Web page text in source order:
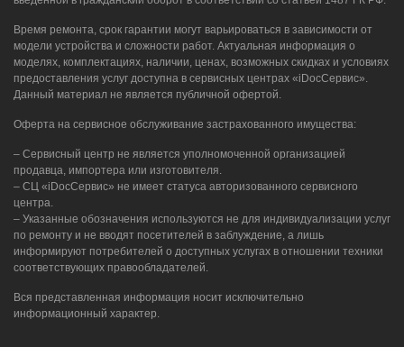
Время ремонта, срок гарантии могут варьироваться в зависимости от
модели устройства и сложности работ. Актуальная информация о
моделях, комплектациях, наличии, ценах, возможных скидках и условиях
предоставления услуг доступна в сервисных центрах «iDocСервис».
Данный материал не является публичной офертой.
Оферта на сервисное обслуживание застрахованного имущества:
– Сервисный центр не является уполномоченной организацией
продавца, импортера или изготовителя.
– СЦ «iDocСервис» не имеет статуса авторизованного сервисного
центра.
– Указанные обозначения используются не для индивидуализации услуг
по ремонту и не вводят посетителей в заблуждение, а лишь
информируют потребителей о доступных услугах в отношении техники
соответствующих правообладателей.
Вся представленная информация носит исключительно
информационный характер.